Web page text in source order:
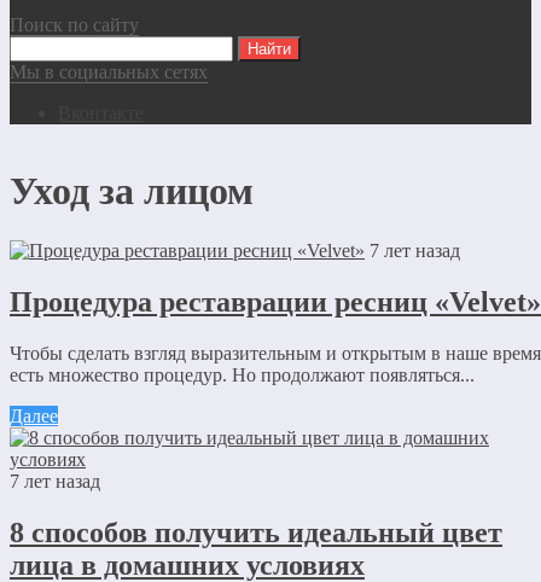
Поиск по сайту
Мы в социальных сетях
Уход за лицом
7 лет назад
Процедура реставрации ресниц «Velvet»
Чтобы сделать взгляд выразительным и открытым в наше время
есть множество процедур. Но продолжают появляться...
Далее
7 лет назад
8 способов получить идеальный цвет
лица в домашних условиях